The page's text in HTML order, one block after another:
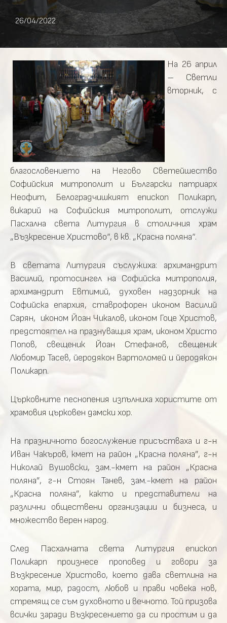
26/04/2022
На 26 април
– Светли
вторник, с
благословението на Негово Светейшество
Софийския митрополит и Български патриарх
Неофит, Белоградчишкият епископ Поликарп,
викарий на Софийския митрополит, отслужи
Пасхална света Литургия в столичния храм
„Възкресение Христово“, в кв. „Красна поляна“.
В светата Литургия съслужиха: архимандрит
Василий, протосингел на Софийска митрополия,
архимандрит Евтимий, духовен надзорник на
Софийска епархия, ставрофорен иконом Василий
Сарян, иконом Йоан Чикалов, иконом Гоце Христов,
предстоятел на празнуващия храм, иконом Христо
Попов, свещеник Йоан Стефанов, свещеник
Любомир Тасев, йеродякон Вартоломей и йеродякон
Поликарп.
Църковните песнопения изпълниха хористите от
храмовия църковен дамски хор.
На празничното богослужение присъстваха и г-н
Иван Чакъров, кмет на район „Красна поляна”, г-н
Николай Вушовски, зам.-кмет на район „Красна
поляна”, г-н Стоян Танев, зам.-кмет на район
„Красна поляна”, както и представители на
различни обществени организации и бизнеса, и
множество верен народ.
След Пасхалната света Литургия епископ
Поликарп произнесе проповед и говори за
Възкресение Христово, което дава светлина на
хората, мир, радост, любов и прави човека нов,
стремящ се съм духовното и вечното. Той призова
всички заради Възкресението да си простим и да